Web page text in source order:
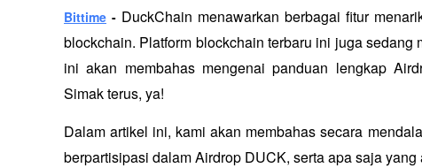
Bittime - DuckChain menawarkan berbagai fitur
blockchain. Platform blockchain terbaru ini juga
ini akan membahas mengenai panduan lengkap
Simak terus, ya!
Dalam artikel ini, kami akan membahas secara
berpartisipasi dalam Airdrop DUCK, serta apa saja